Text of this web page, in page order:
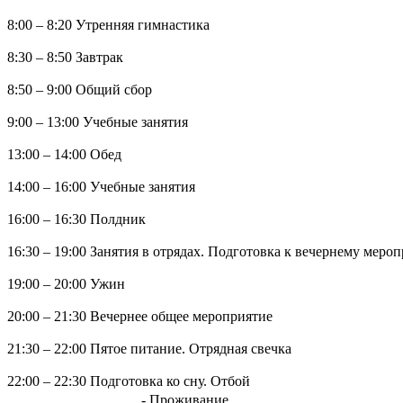
8:00 – 8:20 Утренняя гимнастика
8:30 – 8:50 Завтрак
8:50 – 9:00 Общий сбор
9:00 – 13:00 Учебные занятия
13:00 – 14:00 Обед
14:00 – 16:00 Учебные занятия
16:00 – 16:30 Полдник
16:30 – 19:00 Занятия в отрядах. Подготовка к вечернему
19:00 – 20:00 Ужин
20:00 – 21:30 Вечернее общее мероприятие
21:30 – 22:00 Пятое питание. Отрядная свечка
22:00 – 22:30 Подготовка ко сну. Отбой
- Проживание